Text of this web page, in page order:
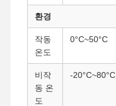
환경
작동
온도
0°C~50°C
비작
동 온
도
-20°C~80°C